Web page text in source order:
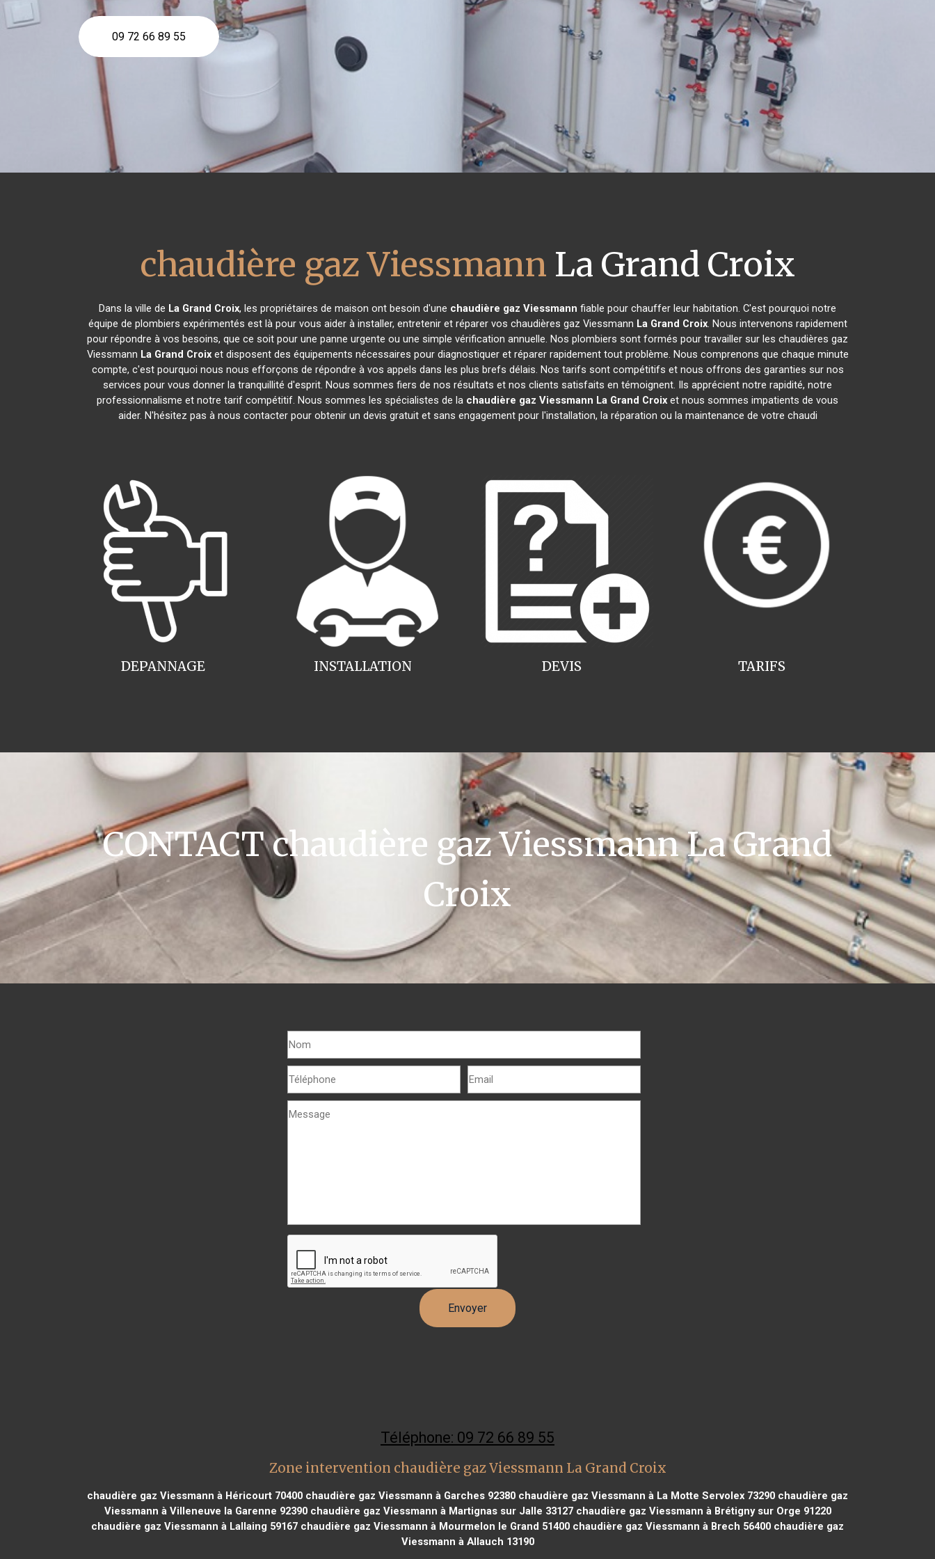
09 72 66 89 55
chaudière gaz Viessmann La Grand Croix
Dans la ville de La Grand Croix, les propriétaires de maison ont besoin d'une chaudière gaz Viessmann fiable pour chauffer leur habitation. C'est pourquoi notre
équipe de plombiers expérimentés est là pour vous aider à installer, entretenir et réparer vos chaudières gaz Viessmann La Grand Croix. Nous intervenons rapidement
pour répondre à vos besoins, que ce soit pour une panne urgente ou une simple vérification annuelle. Nos plombiers sont formés pour travailler sur les chaudières gaz
Viessmann La Grand Croixet disposent des équipements nécessaires pour diagnostiquer et réparer rapidement tout problème. Nous comprenons que chaque minute
compte, c'est pourquoi nous nous efforçons de répondre à vos appels dans les plus brefs délais. Nos tarifs sont compétitifs et nous offrons des garanties sur nos
services pour vous donner la tranquillité d'esprit. Nous sommes fiers de nos résultats et nos clients satisfaits en témoignent. Ils apprécient notre rapidité, notre
professionnalisme et notre tarif compétitif. Nous sommes les spécialistes de la chaudière gaz Viessmann La Grand Croix et nous sommes impatients de vous
aider. N'hésitez pas à nous contacter pour obtenir un devis gratuit et sans engagement pour l'installation, la réparation ou la maintenance de votre chaudi
INSTALLATION
DEPANNAGE TARIFS
DEVIS
CONTACT chaudière gaz Viessmann La Grand
Croix
Téléphone: 09 72 66 89 55
Zone intervention chaudière gaz Viessmann La Grand Croix
chaudière gaz Viessmann à Héricourt 70400 chaudière gaz Viessmann à Garches 92380 chaudière gaz Viessmann à La Motte Servolex 73290 chaudière gaz
Viessmann à Villeneuve la Garenne 92390chaudière gaz Viessmann à Martignas sur Jalle 33127chaudière gaz Viessmann à Brétigny sur Orge 91220
chaudière gaz Viessmann à Lallaing 59167 chaudière gaz Viessmann à Mourmelon le Grand 51400 chaudière gaz Viessmann à Brech 56400 chaudière gaz
Viessmann à Allauch 13190